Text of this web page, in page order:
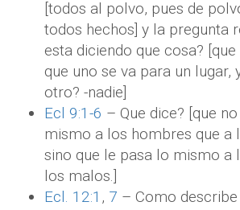
[todos al polvo, pues de
todos hechos] y la pregunta
esta diciendo que cosa?
que uno se va para un lugar,
otro? -nadie]
Ecl 9:1-6 – Que dice? [que
mismo a los hombres que a
sino que le pasa lo mismo a
los malos.]
Ecl. 12:1 , 7 – Como